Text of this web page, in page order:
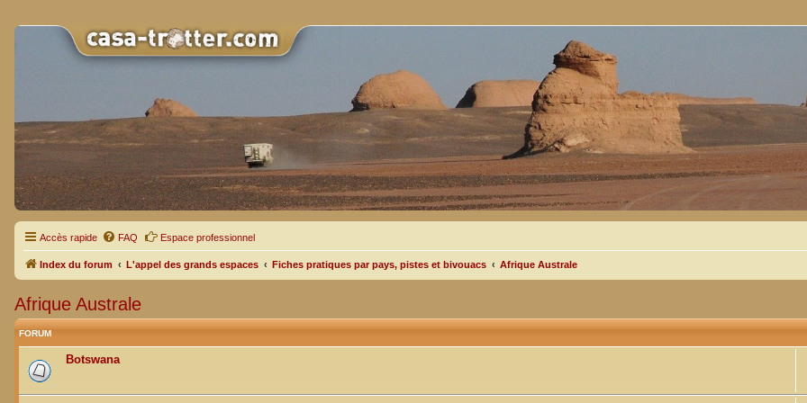
Accès rapide FAQ Espace professionnel
Index du forum L'appel des grands espaces Fiches pratiques par pays, pistes et bivouacs Afrique Australe
Afrique Australe
FORUM
Botswana